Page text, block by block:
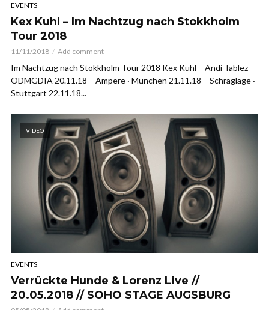
EVENTS
Kex Kuhl – Im Nachtzug nach Stokkholm
Tour 2018
11/11/2018 Add comment
Im Nachtzug nach Stokkholm Tour 2018 Kex Kuhl – Andi Tablez –
ODMGDIA 20.11.18 – Ampere · München 21.11.18 – Schräglage ·
Stuttgart 22.11.18...
VIDEO
EVENTS
Verrückte Hunde & Lorenz Live //
20.05.2018 // SOHO STAGE AUGSBURG